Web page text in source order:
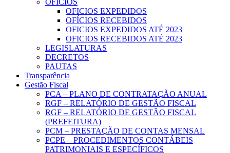
OFICIOS
OFICIOS EXPEDIDOS
OFÍCIOS RECEBIDOS
OFICIOS EXPEDIDOS ATÉ 2023
OFICIOS RECEBIDOS ATÉ 2023
LEGISLATURAS
DECRETOS
PAUTAS
Transparência
Gestão Fiscal
PCA – PLANO DE CONTRATAÇÃO ANUAL
RGF – RELATÓRIO DE GESTÃO FISCAL
RGF – RELATÓRIO DE GESTÃO FISCAL
(PREFEITURA)
PCM – PRESTAÇÃO DE CONTAS MENSAL
PCPE – PROCEDIMENTOS CONTÁBEIS
PATRIMONIAIS E ESPECÍFICOS